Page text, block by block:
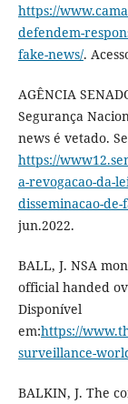
https://
defendem-
fake-news/.
AGÊNCIA
Segurança
news é vetado.
https://
a-revogacao-da-
disseminacao-
jun.2022.
BALL, J. NSA
official handed
Disponível
em:https://
surveillance-
BALKIN, J. The